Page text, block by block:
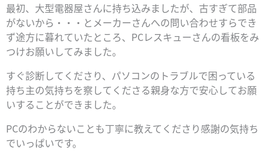
最初、大型電器屋さんに持ち込みましたが、古すぎて部品
がないから・・・とメーカーさんへの問い合わせすらでき
ず途方に暮れていたところ、PCレスキューさんの看板をみ
つけお願いしてみました。
すぐ診断してくださり、パソコンのトラブルで困っている
持ち主の気持ちを察してくださる親身な方で安心してお願
いすることができました。
PCのわからないことも丁寧に教えてくださり感謝の気持ち
でいっぱいです。